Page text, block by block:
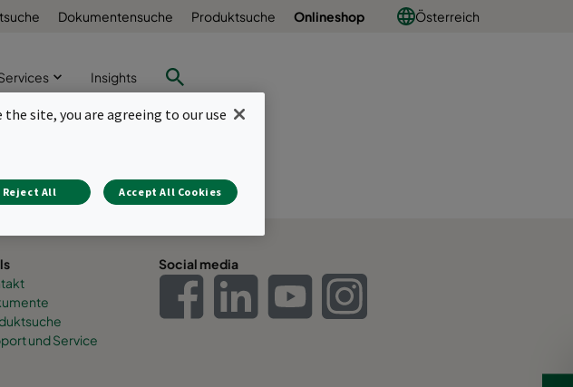
Dokumentensuche Produktsuche Onlineshop Österreich
Insights
und Service
Social media
site, you are agreeing to our use
Reject All Accept All Cookies